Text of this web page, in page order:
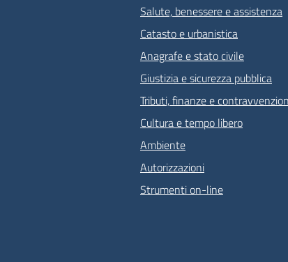
Salute, benessere e assistenza
Catasto e urbanistica
Anagrafe e stato civile
Giustizia e sicurezza pubblica
Tributi, finanze e
Cultura e tempo libero
Ambiente
Autorizzazioni
Strumenti on-line